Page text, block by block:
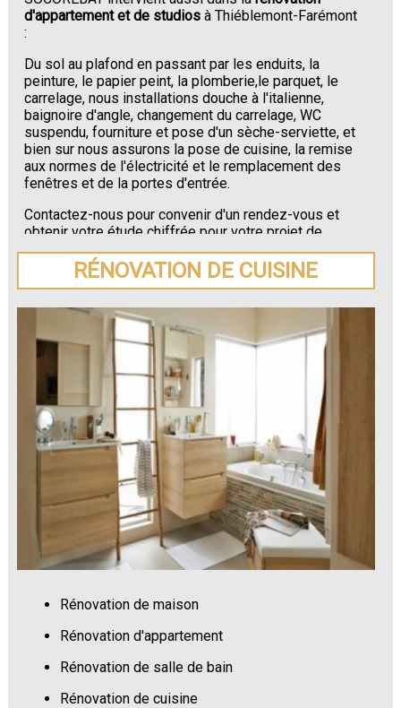
d'appartement et de studios à Thiéblemont-Farémont
:
Du sol au plafond en passant par les enduits, la
peinture, le papier peint, la plomberie,le parquet, le
carrelage, nous installations douche à l'italienne,
baignoire d'angle, changement du carrelage, WC
suspendu, fourniture et pose d'un sèche-serviette, et
bien sur nous assurons la pose de cuisine, la remise
aux normes de l'électricité et le remplacement des
fenêtres et de la portes d'entrée.
Contactez-nous pour convenir d'un rendez-vous et
obtenir votre étude chiffrée pour votre projet de
rénovation de maison ou d'appartement près de
Thiéblemont-Farémont.
RÉNOVATION DE CUISINE
Rénovation de maison
Rénovation d'appartement
Rénovation de salle de bain
Rénovation de cuisine